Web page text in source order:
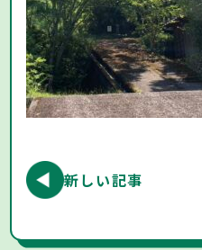
新しい記事